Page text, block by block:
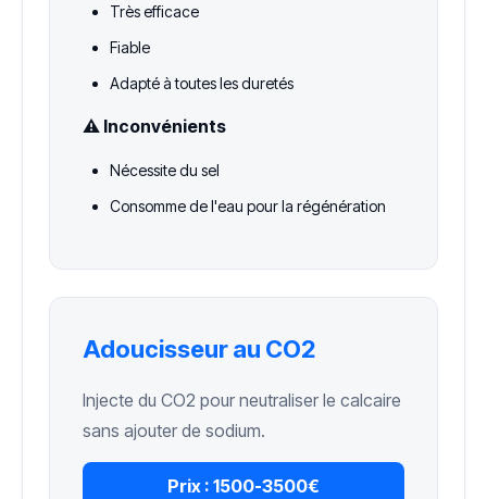
Très efficace
Fiable
Adapté à toutes les duretés
⚠️ Inconvénients
Nécessite du sel
Consomme de l'eau pour la régénération
Adoucisseur au CO2
Injecte du CO2 pour neutraliser le calcaire
sans ajouter de sodium.
Prix : 1500-3500€